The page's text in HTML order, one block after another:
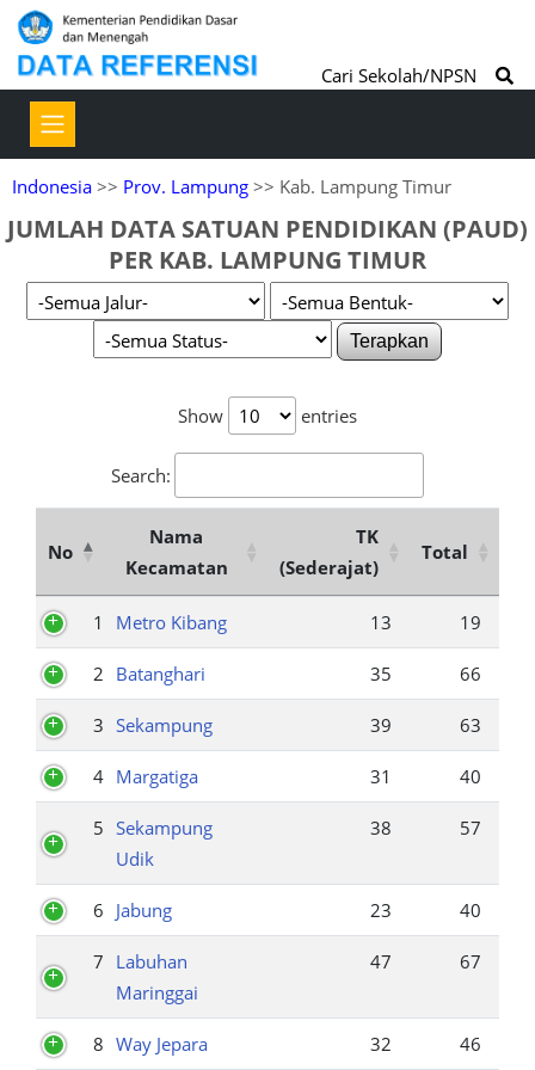
Cari Sekolah/NPSN
Indonesia >> Prov. Lampung >> Kab. Lampung Timur
JUMLAH DATA SATUAN PENDIDIKAN (PAUD)
PER KAB. LAMPUNG TIMUR
Terapkan
Show entries
Search:
No
Nama
Kecamatan
TK
(Sederajat)
Total
1 Metro Kibang 13 19
2 Batanghari 35 66
3 Sekampung 39 63
4 Margatiga 31 40
5 Sekampung
Udik
38 57
6 Jabung 23 40
7 Labuhan
Maringgai
47 67
8 Way Jepara 32 46